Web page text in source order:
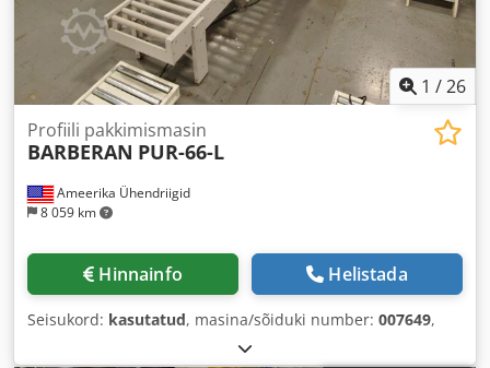
1 /26
Ameerika Ühendriigid
8 059 km
Profiili pakkimismasin
BARBERAN PUR-66-L
Hinnainfo Helistada
Seisukord: kasutatud, masina/sõiduki number: 007649,